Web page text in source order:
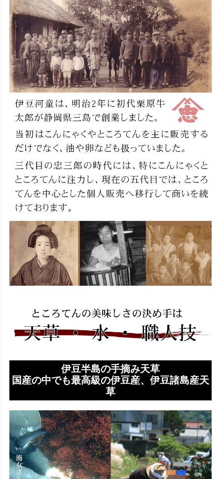
伊豆半島の手摘み天草
国産の中でも最高級の伊豆産、伊豆諸島産天
草